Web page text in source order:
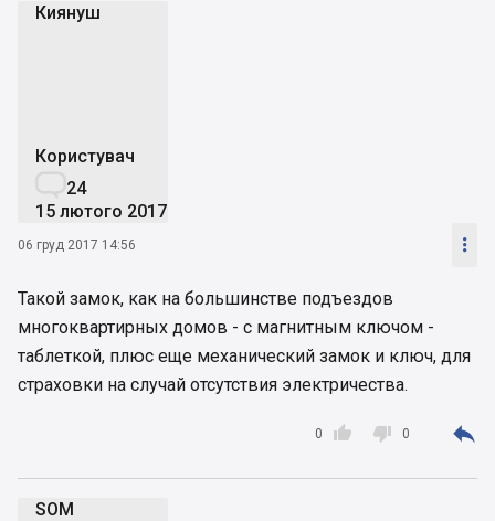
Киянуш
Користувач
24
15 лютого 2017
06 груд 2017 14:56 
Такой замок, как на большинстве подъездов
многоквартирных домов - с магнитным ключом -
таблеткой, плюс еще механический замок и ключ, для
страховки на случай отсутствия электричества.

0  0 
SOM